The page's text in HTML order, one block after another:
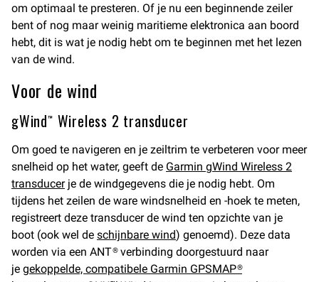
om optimaal te presteren. Of je nu een beginnende zeiler
bent of nog maar weinig maritieme elektronica aan boord
hebt, dit is wat je nodig hebt om te beginnen met het lezen
van de wind.
Voor de wind
gWind™ Wireless 2 transducer
Om goed te navigeren en je zeiltrim te verbeteren voor meer
snelheid op het water, geeft de Garmin gWind Wireless 2
transducerje de windgegevens die je nodig hebt. Om
tijdens het zeilen de ware windsnelheid en -hoek te meten,
registreert deze transducer de wind ten opzichte van je
boot (ook wel de schijnbare wind) genoemd). Deze data
worden via een ANT® verbinding doorgestuurd naar
je gekoppelde, compatibele Garmin GPSMAP®